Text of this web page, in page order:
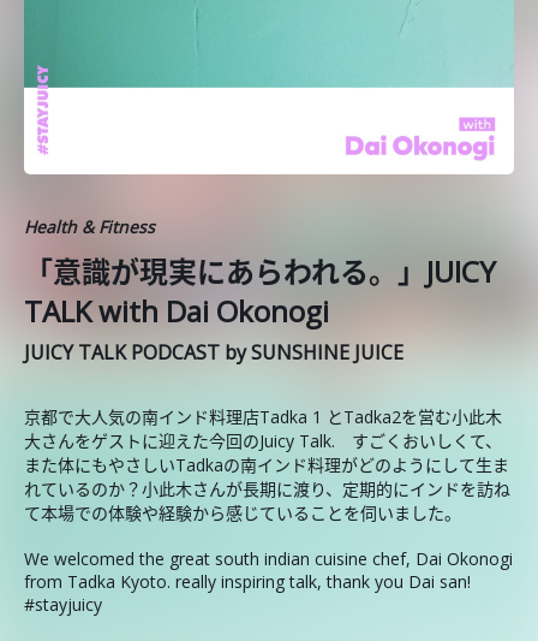
Health & Fitness
「意識が現実にあらわれる。」JUICY
TALK with Dai Okonogi
JUICY TALK PODCAST by SUNSHINE JUICE
京都で大人気の南インド料理店Tadka 1 とTadka2を営む小此木
大さんをゲストに迎えた今回のJuicy Talk. すごくおいしくて、
また体にもやさしいTadkaの南インド料理がどのようにして生ま
れているのか？小此木さんが長期に渡り、定期的にインドを訪ね
て本場での体験や経験から感じていることを伺いました。
We welcomed the great south indian cuisine chef, Dai Okonogi
from Tadka Kyoto. really inspiring talk, thank you Dai san!
#stayjuicy